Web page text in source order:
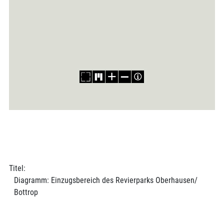
Titel:
Diagramm: Einzugsbereich des Revierparks Oberhausen/
Bottrop